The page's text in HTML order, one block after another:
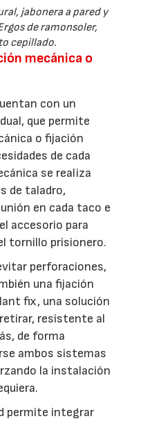
jabonera a pared y
de ramonsoler,
cepillado.
mecánica o
con un
que permite
o fijación
de cada
se realiza
de taladro,
en cada taco e
accesorio para
tornillo prisionero.
perforaciones,
una fijación
fix, una solución
resistente al
de forma
ambos sistemas
la instalación
permite integrar